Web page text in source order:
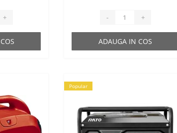
+ - +
ADAUGA IN COS
Popular